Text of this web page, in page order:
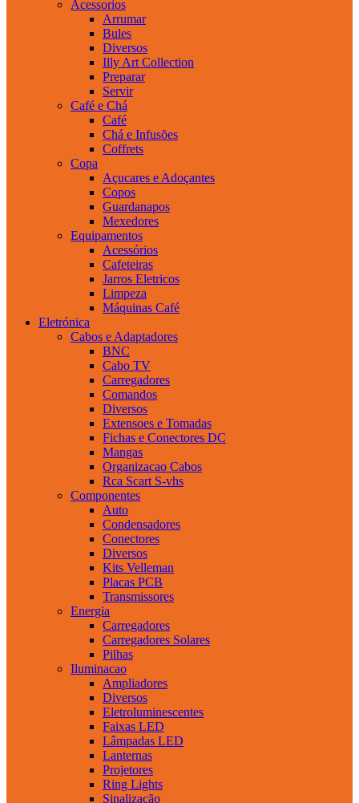
Acessorios
Arrumar
Bules
Diversos
Illy Art Collection
Preparar
Servir
Café e Chá
Café
Chá e Infusões
Coffrets
Copa
Açucares e Adoçantes
Copos
Guardanapos
Mexedores
Equipamentos
Acessórios
Cafeteiras
Jarros Eletricos
Limpeza
Máquinas Café
Eletrónica
Cabos e Adaptadores
BNC
Cabo TV
Carregadores
Comandos
Diversos
Extensoes e Tomadas
Fichas e Conectores DC
Mangas
Organizacao Cabos
Rca Scart S-vhs
Componentes
Auto
Condensadores
Conectores
Diversos
Kits Velleman
Placas PCB
Transmissores
Energia
Carregadores
Carregadores Solares
Pilhas
Iluminacao
Ampliadores
Diversos
Eletroluminescentes
Faixas LED
Lâmpadas LED
Lanternas
Projetores
Ring Lights
Sinalização